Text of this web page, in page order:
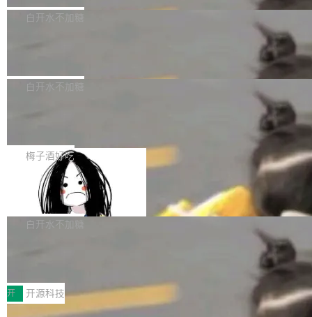
员工参与设立的专项资产管理计划。其中，Dee
获配9...
一个回归问题，该问题导致拉取镜像时会拒绝包
题，该问题可能导致在旧版 Linux 内核...
e 孵化器项目管理委员会（IPMC）投票中获得
P）！这一里程碑不仅标志着 Fluss 迈入新的发
白开水不加糖
长期停止内容更新，未能实现其作为“AI版维基百
提交的编辑请求也长期处于待处理状态。 Groki
pedia 于去年底上线，定位为由人工智能生成内
容的百科平台，被马斯克视为传统众包百科网站
维基百科的替代方案。Lawfare 调查发现，无论
热门页面还是低关注度页面，均未出现近期更
白开水不加糖
是这样的：配 MessageSource 的 Bean、写 R
eloadableResourceBundleMessageSource、
声明 LocaleResolver、注册 LocaleChangeInt
erceptor…五六步之后才能看到第一行翻译文
本。 Solon 换了个方式。整个 i18n 模块围绕三
梅子酒好吃
Apache Doris 4.1 全面增强 Iceberg：
支持 UPDATE、MERGE INTO 与 Iceb
erg V3
Apache Doris 4.1 要补齐的，正是缺失的那一
半。在已有查询能力的基础上，Doris 进一步支
常维护操作，并完整支持 Iceberg V3 格式。
白开水不加糖
村国家自主创新示范区会议中心开幕。本届大会
由中关村智联软件服务业质量创新联盟主办，以
开 开源科技